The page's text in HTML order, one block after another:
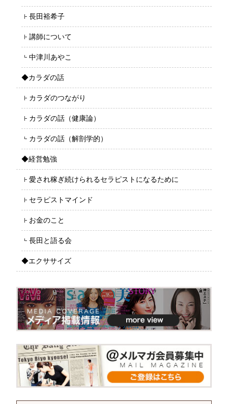
長田裕希子
講師について
中津川あやこ
◆カラダの話
カラダのつながり
カラダの話（健康論）
カラダの話（解剖学的）
◆経営勉強
愛され稼ぎ続けられるセラピストになるために
セラピストマインド
お金のこと
長田と語る会
◆エクササイズ